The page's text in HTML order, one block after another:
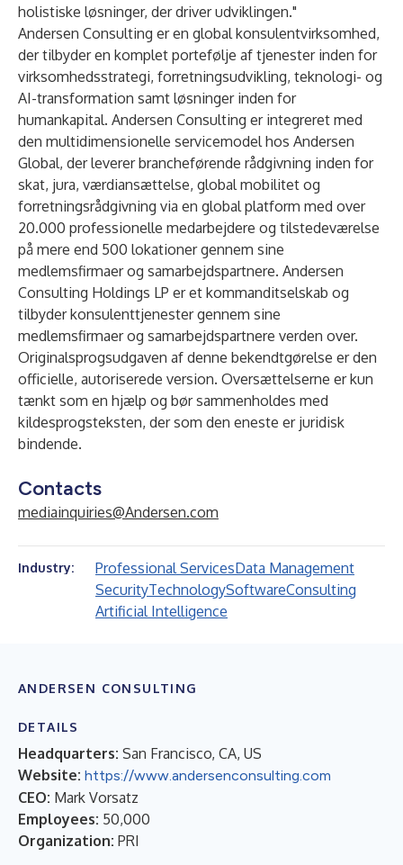
holistiske løsninger, der driver udviklingen."
Andersen Consulting er en global konsulentvirksomhed,
der tilbyder en komplet portefølje af tjenester inden for
virksomhedsstrategi, forretningsudvikling, teknologi- og
AI-transformation samt løsninger inden for
humankapital. Andersen Consulting er integreret med
den multidimensionelle servicemodel hos Andersen
Global, der leverer brancheførende rådgivning inden for
skat, jura, værdiansættelse, global mobilitet og
forretningsrådgivning via en global platform med over
20.000 professionelle medarbejdere og tilstedeværelse
på mere end 500 lokationer gennem sine
medlemsfirmaer og samarbejdspartnere. Andersen
Consulting Holdings LP er et kommanditselskab og
tilbyder konsulenttjenester gennem sine
medlemsfirmaer og samarbejdspartnere verden over.
Originalsprogsudgaven af denne bekendtgørelse er den
officielle, autoriserede version. Oversættelserne er kun
tænkt som en hjælp og bør sammenholdes med
kildesprogsteksten, der som den eneste er juridisk
bindende.
Contacts
mediainquiries@Andersen.com
Industry: Professional ServicesData Management
SecurityTechnologySoftwareConsulting
Artificial Intelligence
ANDERSEN CONSULTING
DETAILS
Headquarters: San Francisco, CA, US
Website: https://www.andersenconsulting.com
CEO: Mark Vorsatz
Employees: 50,000
Organization: PRI